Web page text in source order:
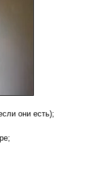
они есть);